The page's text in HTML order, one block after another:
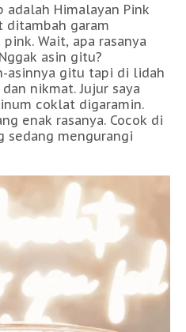
adalah Himalayan Pink
ditambah garam
Wait, apa rasanya
asin gitu?
asinnya gitu tapi di lidah
nikmat. Jujur saya
coklat digaramin.
enak rasanya. Cocok di
sedang mengurangi